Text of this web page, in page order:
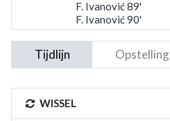
F. Ivanović 89'
F. Ivanović 90'
Tijdlijn Opstelling
WISSEL